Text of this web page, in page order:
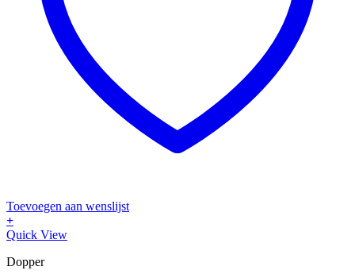
Toevoegen aan wenslijst
+
Dit
heeft
Quick View
Dopper